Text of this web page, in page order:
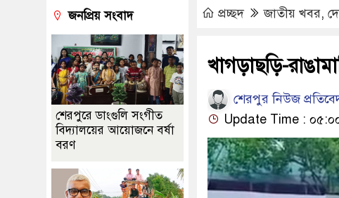
প্রচ্ছদ জাতীয় খবর,
খাগড়াছড়ি-
শেরপুর নিউজ
Update Time :
জনপ্রিয় সংবাদ
শেরপুরে ডাংগুলি সংগীত
বিদ্যালয়ের আয়োজনে বর্ষা
বরণ